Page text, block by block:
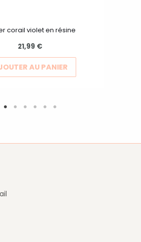
corail violet en résine
21,99 €
AU PANIER